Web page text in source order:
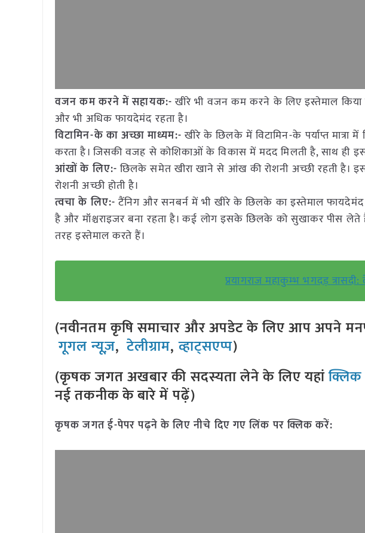
वजन कम करने में सहायक:-खीरे भी वजन कम करने के लिए इस्तेमाल
और भी अधिक फायदेमंद रहता है।
विटामिन-के का अच्छा माध्यम:-खीरे के छिलके में विटामिन-के पर्याप्त मात्रा
करता है। जिसकी वजह से कोशिकाओं के विकास में मदद मिलती है, साथ ही
आंखों के लिए:-छिलके समेत खीरा खाने से आंख की रोशनी अच्छी रहती है।
रोशनी अच्छी होती है।
त्वचा के लिए:-टैंनिग और सनबर्न में भी खीरे के छिलके का इस्तेमाल फायदेमंद
है और मॉश्चराइजर बना रहता है। कई लोग इसके छिलके को सुखाकर पीस
तरह इस्तेमाल करते हैं।
प्रयागराज महाकुम्भ भगदड़
(नवीनतम कृषि समाचार और अपडेट के लिए आप अपने
गूगल न्यूज़,टेलीग्राम,व्हाट्सएप्प)
(कृषक जगत अखबार की सदस्यता लेने के लिए यहां
नई तकनीक के बारे में पढ़ें)
कृषक जगत ई-पेपर पढ़ने के लिए नीचे दिए गए लिंक पर क्लिक करें: